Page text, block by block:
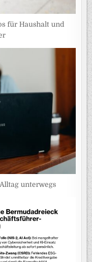
für Haushalt und
unterwegs